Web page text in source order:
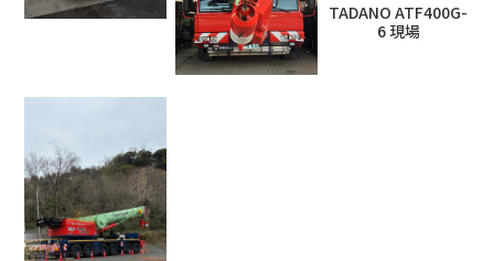
TADANO ATF400G-
6 現場